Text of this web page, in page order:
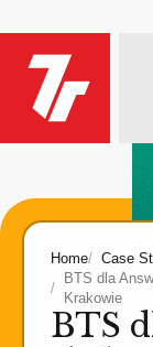
Home
Case
BTS dla
Krakowie
BTS